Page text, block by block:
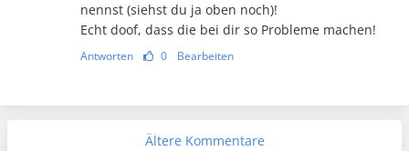
nennst (siehst du ja oben noch)!
Echt doof, dass die bei dir so Probleme machen!
Antworten 0 Bearbeiten
Ältere Kommentare